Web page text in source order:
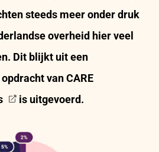
steeds meer onder druk
overheid hier veel
Dit blijkt uit een
van CARE
is uitgevoerd.